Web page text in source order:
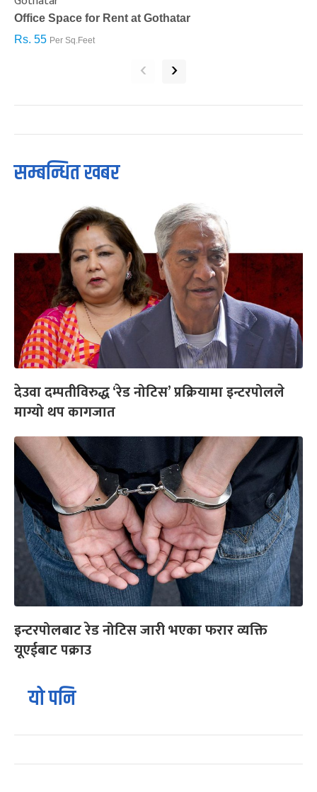
Office Space for Rent at Gothatar
Rs. 55 Per Sq.Feet
‹ ›
सम्बन्धित खबर
देउवा दम्पतीविरुद्ध ‘रेड नोटिस’ प्रक्रियामा इन्टरपोलले
माग्यो थप कागजात
इन्टरपोलबाट रेड नोटिस जारी भएका फरार व्यक्ति
यूएईबाट पक्राउ
यो पनि